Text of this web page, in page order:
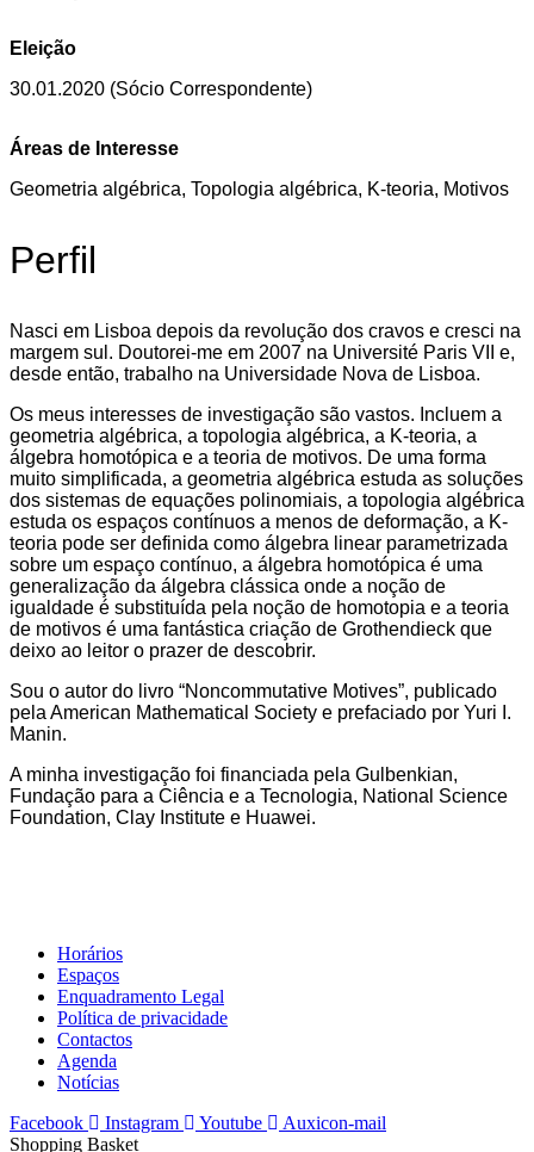
Eleição
30.01.2020 (Sócio Correspondente)
Áreas de Interesse
Geometria algébrica, Topologia algébrica, K-teoria, Motivos
Perfil
Nasci em Lisboa depois da revolução dos cravos e cresci na
margem sul. Doutorei-me em 2007 na Université Paris VII e,
desde então, trabalho na Universidade Nova de Lisboa.
Os meus interesses de investigação são vastos. Incluem a
geometria algébrica, a topologia algébrica, a K-teoria, a
álgebra homotópica e a teoria de motivos. De uma forma
muito simplificada, a geometria algébrica estuda as soluções
dos sistemas de equações polinomiais, a topologia algébrica
estuda os espaços contínuos a menos de deformação, a K-
teoria pode ser definida como álgebra linear parametrizada
sobre um espaço contínuo, a álgebra homotópica é uma
generalização da álgebra clássica onde a noção de
igualdade é substituída pela noção de homotopia e a teoria
de motivos é uma fantástica criação de Grothendieck que
deixo ao leitor o prazer de descobrir.
Sou o autor do livro “Noncommutative Motives”, publicado
pela American Mathematical Society e prefaciado por Yuri I.
Manin.
A minha investigação foi financiada pela Gulbenkian,
Fundação para a Ciência e a Tecnologia, National Science
Foundation, Clay Institute e Huawei.
Horários
Espaços
Enquadramento Legal
Política de privacidade
Contactos
Agenda
Notícias
Facebook
Instagram Youtube
Auxicon-mail
Shopping Basket